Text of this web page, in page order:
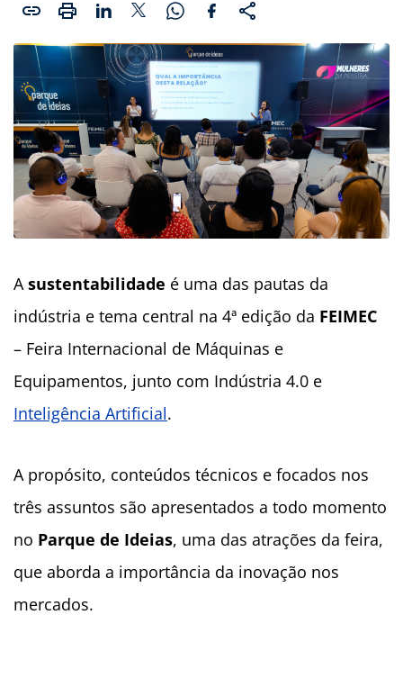
Asustentabilidade é uma das pautas da
indústria e tema central na 4ª edição da FEIMEC
– Feira Internacional de Máquinas e
Equipamentos, junto com Indústria 4.0 e
Inteligência Artificial.
A propósito, conteúdos técnicos e focados nos
três assuntos são apresentados a todo momento
no Parque de Ideias, uma das atrações da feira,
que aborda a importância da inovação nos
mercados.